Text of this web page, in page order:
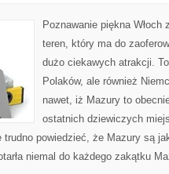
Poznawanie piękna
teren, który ma do
dużo ciekawych atrakcji.
Polaków, ale również
nawet, iż Mazury to
ostatnich dziewiczych
powiedzieć, że Mazury są
niemal do każdego zakątku